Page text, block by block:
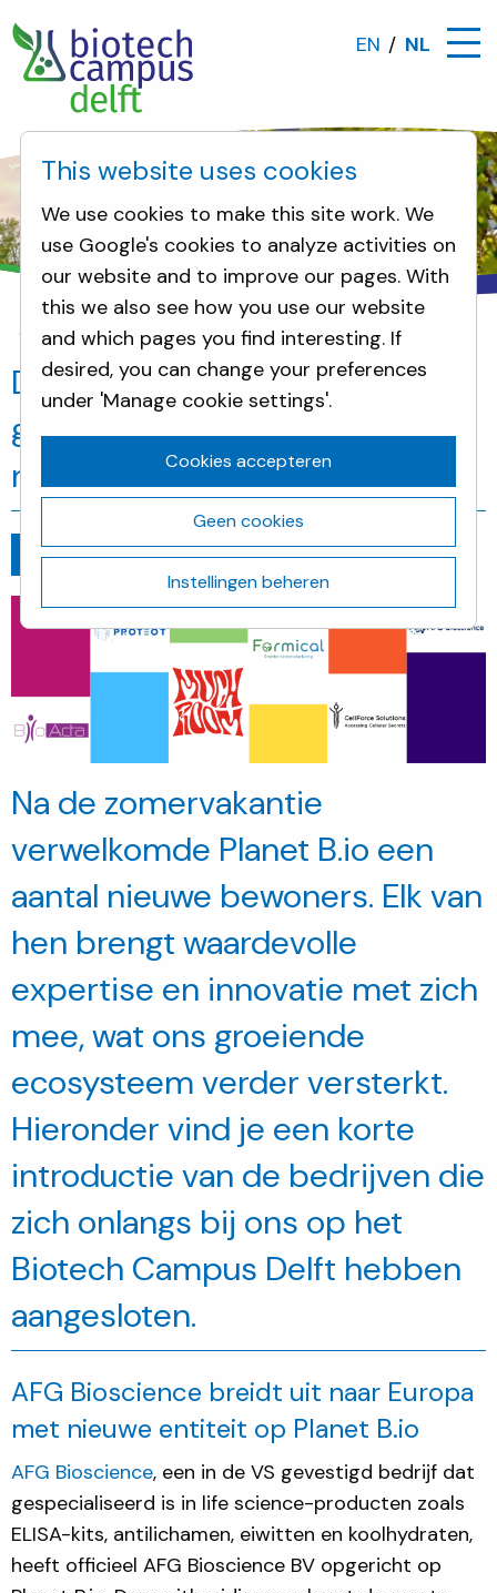
EN NL
Nieuws De Planet B.io community groeit: maak
De Planet B.io community
groeit: maak kennis met de
nieuwste leden
Ga terug oktober 22, 2025
Na de zomervakantie
verwelkomde Planet B.io een
aantal nieuwe bewoners. Elk van
hen brengt waardevolle
expertise en innovatie met zich
mee, wat ons groeiende
ecosysteem verder versterkt.
Hieronder vind je een korte
introductie van de bedrijven die
zich onlangs bij ons op het
Biotech Campus Delft hebben
aangesloten.
AFG Bioscience breidt uit naar Europa
met nieuwe entiteit op Planet B.io
AFG Bioscience, een in de VS gevestigd bedrijf dat
gespecialiseerd is in life science-producten zoals
ELISA-kits, antilichamen, eiwitten en koolhydraten,
heeft officieel AFG Bioscience BV opgericht op
This website uses cookies
We use cookies to make this site work. We
use Google's cookies to analyze activities on
our website and to improve our pages. With
this we also see how you use our website
and which pages you find interesting. If
desired, you can change your preferences
under 'Manage cookie settings'.
Cookies accepteren
Geen cookies
Instellingen beheren